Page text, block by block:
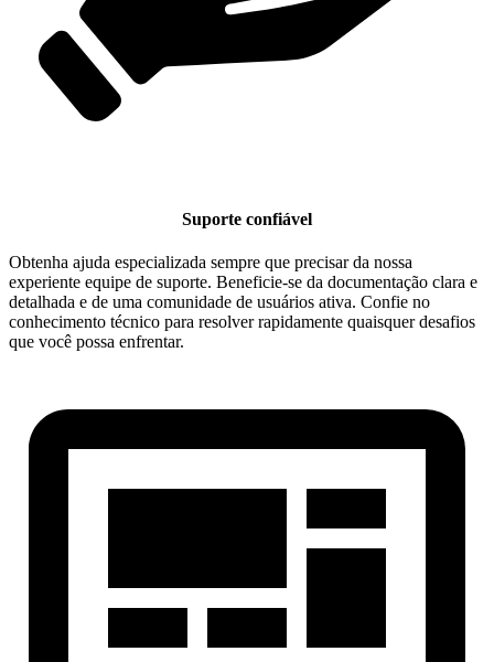
Suporte confiável
Obtenha ajuda especializada sempre que precisar da nossa
experiente equipe de suporte. Beneficie-se da documentação clara e
detalhada e de uma comunidade de usuários ativa. Confie no
conhecimento técnico para resolver rapidamente quaisquer desafios
que você possa enfrentar.